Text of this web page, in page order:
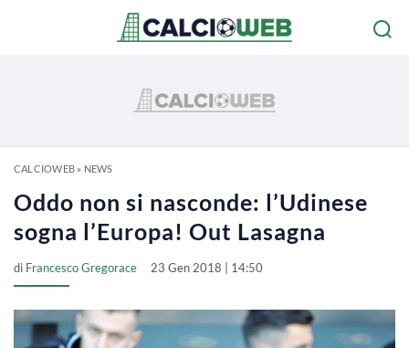
CALCIOWEB» NEWS
Oddo non si nasconde: l’Udinese
sogna l’Europa! Out Lasagna
di Francesco Gregorace 23 Gen 2018 | 14:50